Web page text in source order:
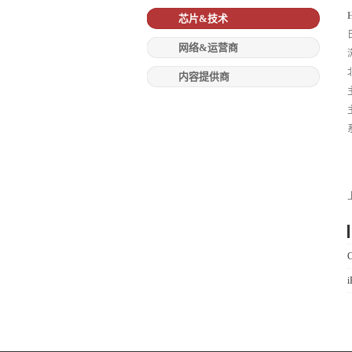
芯片&技术
网络&运营商
内容提供商